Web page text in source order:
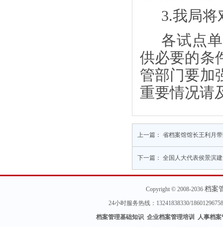
3.我局将
各试点
供必要的条
管部门要加
重要情况请
上一篇： 省档案馆馆长王利月
下一篇： 全国人大代表侯景滨
Copyright © 2008-2036 档案
24小时服务热线：13241838330/
档案管理基础知识 企业档案管理培训 人事档